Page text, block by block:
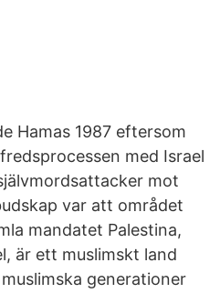
Hamas 1987 eftersom
med Israel
mot
var att området
mandatet Palestina,
är ett muslimskt land
generationer